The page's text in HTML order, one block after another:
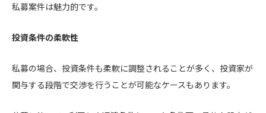
私募案件は魅力的です。
投資条件の柔軟性
私募の場合、投資条件も柔軟に調整されることが多く、投資家が
関与する段階で交渉を行うことが可能なケースもあります。